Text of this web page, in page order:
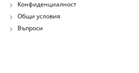
Конфиденциалност
Общи условия
Въпроси